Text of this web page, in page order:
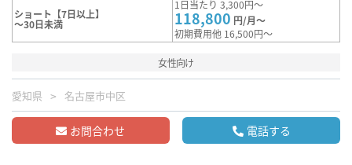
ショート【7日以上】
～30日未満
1日当たり 3,300円～
118,800 円/月～
初期費用他 16,500円～
女性向け
愛知県 名古屋市中区
お問合わせ 電話する